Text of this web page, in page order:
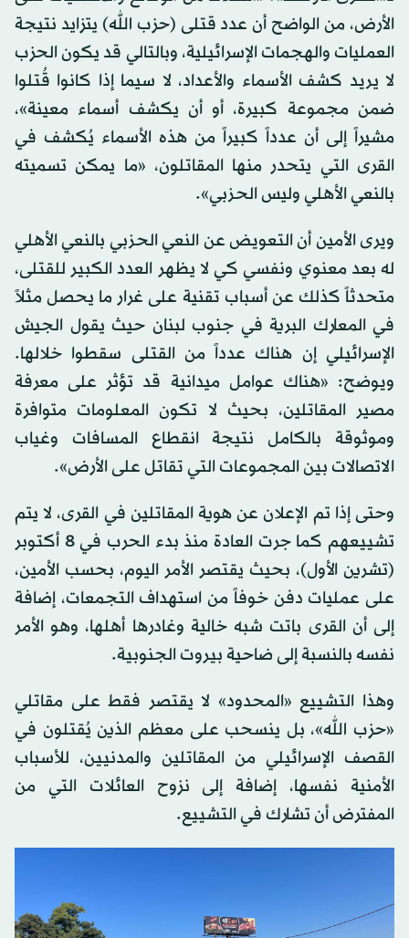
الأرض، من الواضح أن عدد قتلى (حزب الله) يتزايد نتيجة
العمليات والهجمات الإسرائيلية، وبالتالي قد يكون الحزب
لا يريد كشف الأسماء والأعداد، لا سيما إذا كانوا قُتلوا
ضمن مجموعة كبيرة، أو أن يكشف أسماء معينة»،
مشيراً إلى أن عدداً كبيراً من هذه الأسماء يُكشف في
القرى التي يتحدر منها المقاتلون، «ما يمكن تسميته
بالنعي الأهلي وليس الحزبي».
ويرى الأمين أن التعويض عن النعي الحزبي بالنعي الأهلي
له بعد معنوي ونفسي كي لا يظهر العدد الكبير للقتلى،
متحدثاً كذلك عن أسباب تقنية على غرار ما يحصل مثلاً
في المعارك البرية في جنوب لبنان حيث يقول الجيش
الإسرائيلي إن هناك عدداً من القتلى سقطوا خلالها.
ويوضح: «هناك عوامل ميدانية قد تؤثر على معرفة
مصير المقاتلين، بحيث لا تكون المعلومات متوافرة
وموثوقة بالكامل نتيجة انقطاع المسافات وغياب
الاتصالات بين المجموعات التي تقاتل على الأرض».
وحتى إذا تم الإعلان عن هوية المقاتلين في القرى، لا يتم
تشييعهم كما جرت العادة منذ بدء الحرب في 8 أكتوبر
(تشرين الأول)، بحيث يقتصر الأمر اليوم، بحسب الأمين،
على عمليات دفن خوفاً من استهداف التجمعات، إضافة
إلى أن القرى باتت شبه خالية وغادرها أهلها، وهو الأمر
نفسه بالنسبة إلى ضاحية بيروت الجنوبية.
وهذا التشييع «المحدود» لا يقتصر فقط على مقاتلي
«حزب الله»، بل ينسحب على معظم الذين يُقتلون في
القصف الإسرائيلي من المقاتلين والمدنيين، للأسباب
الأمنية نفسها، إضافة إلى نزوح العائلات التي من
المفترض أن تشارك في التشييع.